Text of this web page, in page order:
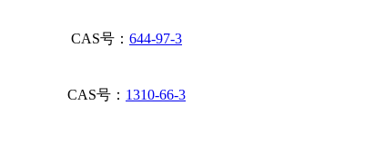
CAS号： 644-97-3
CAS号： 1310-66-3